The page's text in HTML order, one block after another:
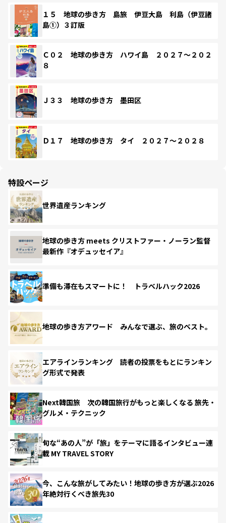
１５ 地球の歩き方 島旅 伊豆大島 利島（伊豆諸
島①）３訂版
Ｃ０２ 地球の歩き方 ハワイ島 ２０２７～２０２
８
Ｊ３３ 地球の歩き方 墨田区
Ｄ１７ 地球の歩き方 タイ ２０２７～２０２８
特設ページ
世界遺産ランキング
地球の歩き方 meets クリストファー・ノーラン監督
最新作『オデュッセイア』
準備も滞在もスマートに！ トラベルハック2026
地球の歩き方アワード みんなで選ぶ、旅のベスト。
エアラインランキング 読者の投票をもとにランキン
グ形式で発表
Next韓国旅 次の韓国旅行がもっと楽しくなる 旅先・
グルメ・テクニック
旬な“あの人”が「旅」をテーマに語るインタビュー連
載 MY TRAVEL STORY
今、こんな旅がしてみたい！地球の歩き方が選ぶ2026
年絶対行くべき旅先30